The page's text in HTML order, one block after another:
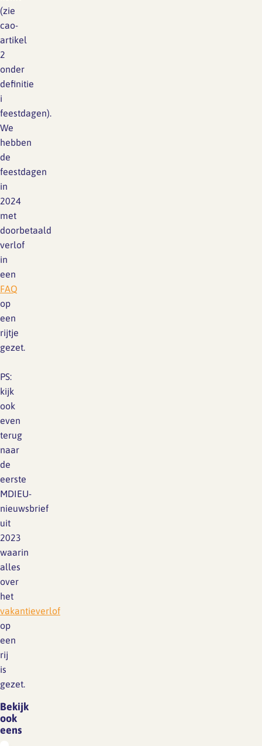
(zie
cao-
artikel
2
onder
definitie
i
feestdagen).
We
hebben
de
feestdagen
in
2024
met
doorbetaald
verlof
in
een
FAQ
op
een
rijtje
gezet.
PS:
kijk
ook
even
terug
naar
de
eerste
MDIEU-
nieuwsbrief
uit
2023
waarin
alles
over
het
vakantieverlof
op
een
rij
is
gezet.
Bekijk
ook
eens